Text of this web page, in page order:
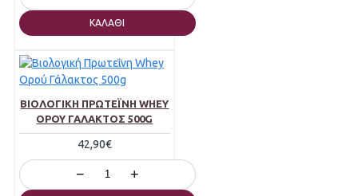
ΚΑΛΆΘΙ
ΒΙΟΛΟΓΙΚΉ ΠΡΩΤΕΪ́ΝΗ WHEY
ΟΡΟΎ ΓΆΛΑΚΤΟΣ 500G
42,90€
− +